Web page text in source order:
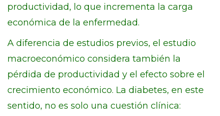
productividad, lo que incrementa la carga
económica de la enfermedad.
A diferencia de estudios previos, el estudio
macroeconómico considera también la
pérdida de productividad y el efecto sobre el
crecimiento económico. La diabetes, en este
sentido, no es solo una cuestión clínica: